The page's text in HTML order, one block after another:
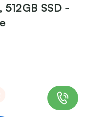
512GB SSD -